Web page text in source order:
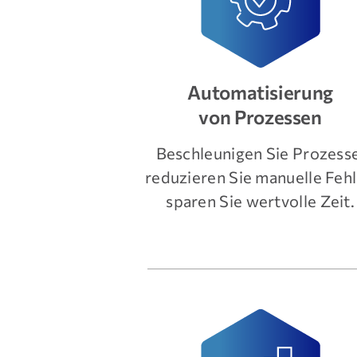
Automatisierung
von Prozessen
Beschleunigen Sie
reduzieren Sie manuelle
sparen Sie wertvolle Zeit.